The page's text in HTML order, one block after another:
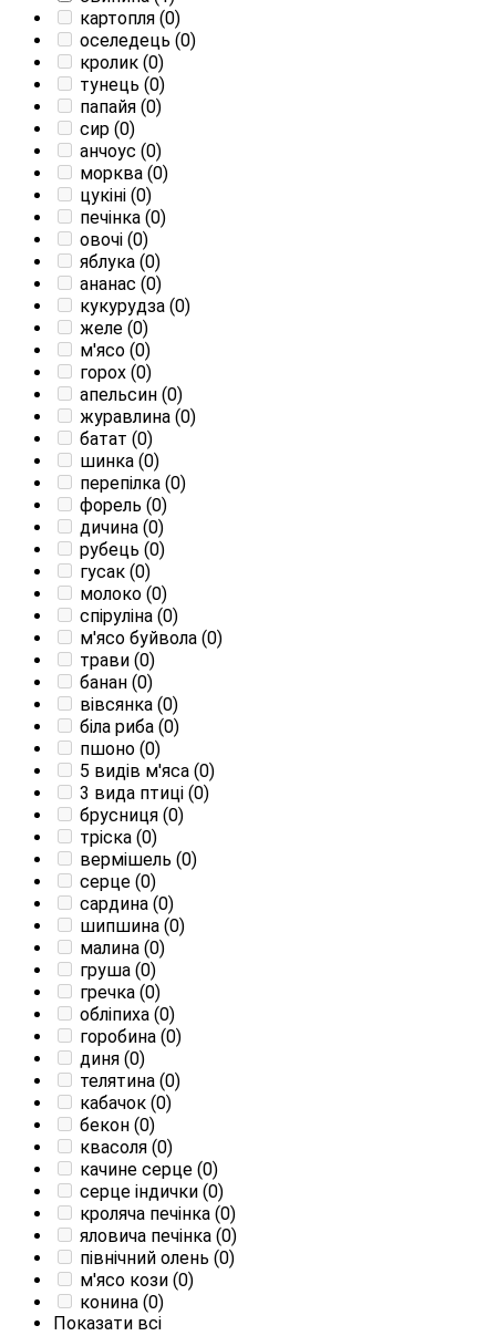
картопля (0)
оселедець (0)
кролик (0)
тунець (0)
папайя (0)
сир (0)
анчоус (0)
морква (0)
цукіні (0)
печінка (0)
овочі (0)
яблука (0)
ананас (0)
кукурудза (0)
желе (0)
м'ясо (0)
горох (0)
апельсин (0)
журавлина (0)
батат (0)
шинка (0)
перепілка (0)
форель (0)
дичина (0)
рубець (0)
гусак (0)
молоко (0)
спіруліна (0)
м'ясо буйвола (0)
трави (0)
банан (0)
вівсянка (0)
біла риба (0)
пшоно (0)
5 видів м'яса (0)
3 вида птиці (0)
брусниця (0)
тріска (0)
вермішель (0)
серце (0)
сардина (0)
шипшина (0)
малина (0)
груша (0)
гречка (0)
обліпиха (0)
горобина (0)
диня (0)
телятина (0)
кабачок (0)
бекон (0)
квасоля (0)
качине серце (0)
серце індички (0)
кроляча печінка (0)
яловича печінка (0)
північний олень (0)
м'ясо кози (0)
конина (0)
Показати всі